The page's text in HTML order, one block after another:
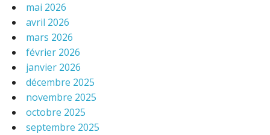
mai 2026
avril 2026
mars 2026
février 2026
janvier 2026
décembre 2025
novembre 2025
octobre 2025
septembre 2025